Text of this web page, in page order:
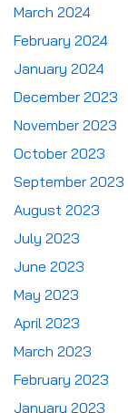
March 2024
February 2024
January 2024
December 2023
November 2023
October 2023
September 2023
August 2023
July 2023
June 2023
May 2023
April 2023
March 2023
February 2023
January 2023